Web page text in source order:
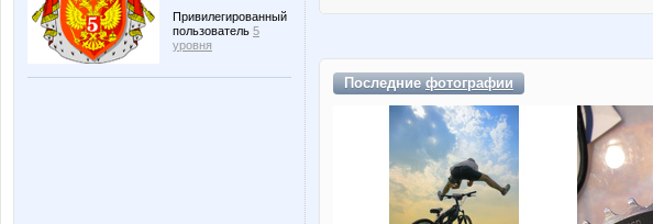
Привилегированный
пользователь 5
уровня
Последниефотографии